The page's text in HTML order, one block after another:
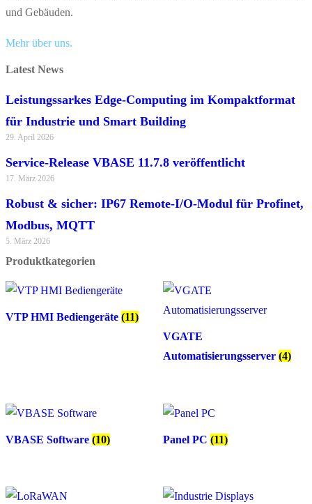
und Gebäuden.
Mehr über uns.
Latest News
Leistungssarkes Edge-Computing im Kompaktformat
für Industrie und Smart Building
29. April 2026
Service-Release VBASE 11.7.8 veröffentlicht
17. März 2026
Robust & sicher: IP67 Remote-I/O-Modul für Profinet,
Modbus, MQTT
5. März 2026
Produktkategorien
VTP HMI Bediengeräte (11)
VGATE
Automatisierungsserver (4)
VBASE Software (10) Panel PC (11)